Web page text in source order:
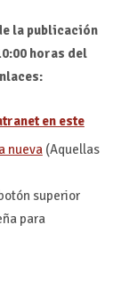
la publicación
horas del
en este
(Aquellas
superior
para